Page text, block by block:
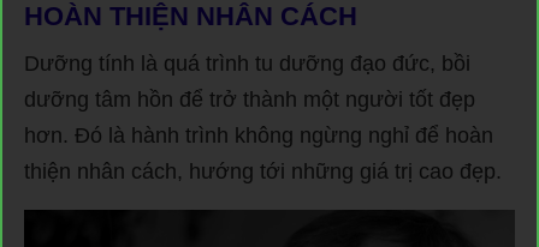
HOÀN THIỆN NHÂN CÁCH
Dưỡng tính là quá trình tu dưỡng đạo đức, bồi
dưỡng tâm hồn để trở thành một người tốt đẹp
hơn. Đó là hành trình không ngừng nghỉ để hoàn
thiện nhân cách, hướng tới những giá trị cao đẹp.